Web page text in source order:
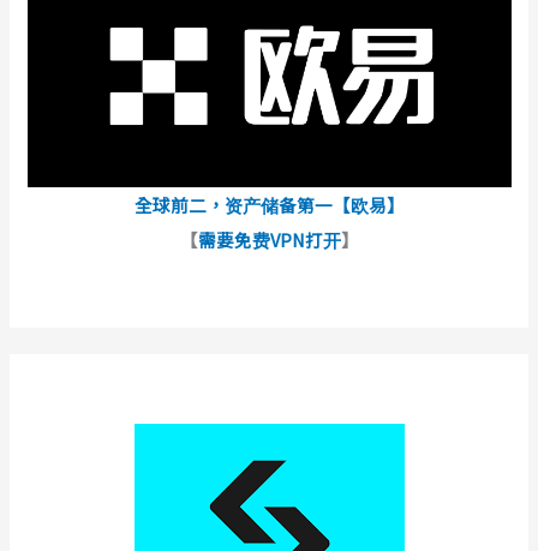
全球前二，资产储备第一【欧易】
【需要免费VPN打开】